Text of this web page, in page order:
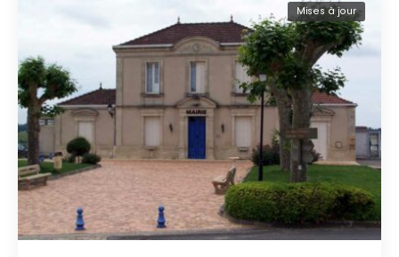
Mises à jour